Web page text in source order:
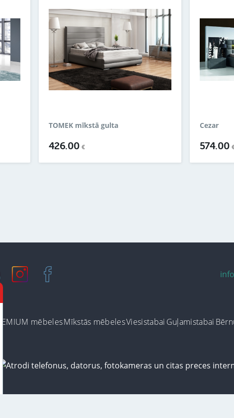
TOMEK mīkstā gulta
426.00 €
Cezar
574.00
mēbelesMīkstās mēbelesViesistabai Guļamistabai